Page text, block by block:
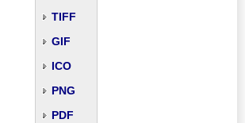
TIFF
GIF
ICO
PNG
PDF